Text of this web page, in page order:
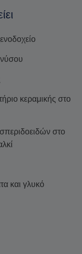
κεραμικής στο
στο
και γλυκό